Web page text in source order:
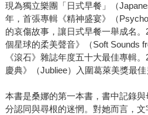
現為獨立樂團「日式早餐」（
年，首張專輯《精神盛宴》（
的哀傷故事，讓日式早餐一舉成名
個星球的柔美聲音》（Soft Sounds
《滾石》雜誌年度五十大最佳專輯
慶典》（Jubliee）入圍葛萊美獎最佳
本書是桑娜的第一本書，書中記錄
分認同與尋根的迷惘。對她而言，